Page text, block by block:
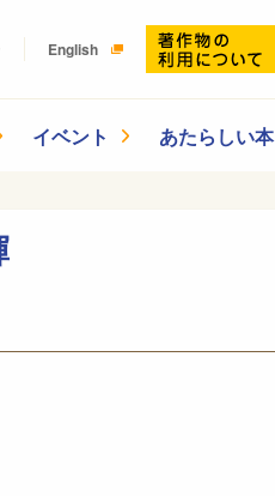
English
イベント あたらしい本